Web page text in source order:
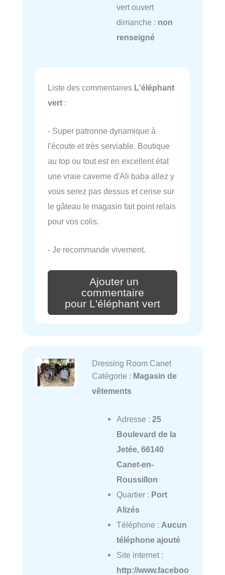
vert ouvert
dimanche : non
renseigné
Liste des commentaires L'éléphant
vert :
- Super patronne dynamique à
l'écoute et très serviable. Boutique
au top ou tout est en excellent état
une vraie caverne d'Ali baba allez y
vous serez pas dessus et cerise sur
le gâteau le magasin fait point relais
pour vos colis.
- Je recommande vivement.
Ajouter un
commentaire
pour L'éléphant vert
Dressing Room Canet
Catégorie : Magasin de
vêtements
Adresse : 25
Boulevard de la
Jetée, 66140
Canet-en-
Roussillon
Quartier : Port
Alizés
Téléphone : Aucun
téléphone ajouté
Site internet :
http://www.faceboo